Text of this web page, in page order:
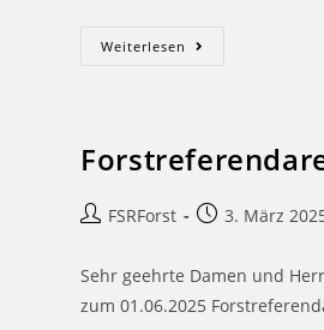
Weiterlesen
FSRForst 3. März
Sehr geehrte Damen und
zum 01.06.2025